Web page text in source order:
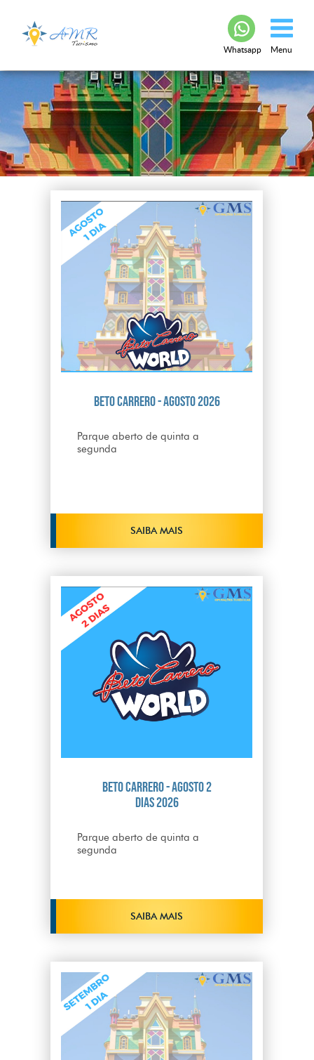
Menu
Whatsapp
Beto Carrero - Agosto 2026
Parque aberto de quinta a
segunda
SAIBA MAIS
Beto Carrero - Agosto 2
dias 2026
Parque aberto de quinta a
segunda
SAIBA MAIS